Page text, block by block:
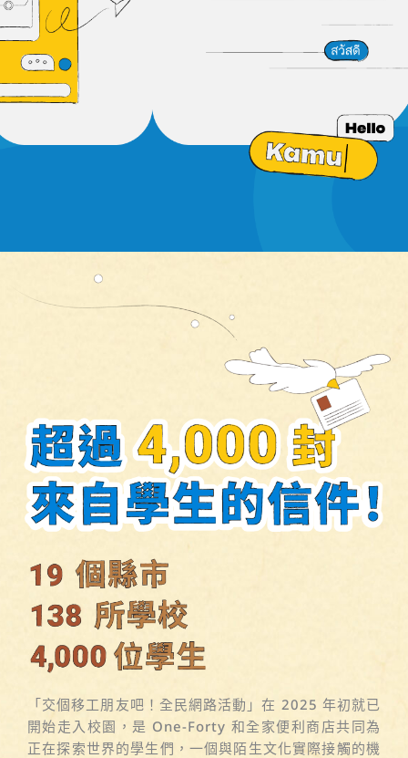
「交個移工朋友吧！全民網路活動」在 2025 年初就已
開始走入校園，是 One-Forty 和全家便利商店共同為
正在探索世界的學生們，一個與陌生文化實際接觸的機